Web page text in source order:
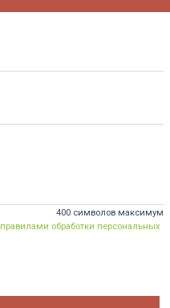
400 символов максимум
обработки персональных